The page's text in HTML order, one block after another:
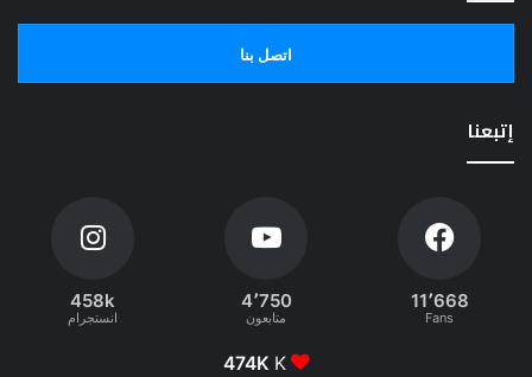
اتصل بنا
إتبعنا
11٬668
Fans
4٬750
متابعون
458k
انستجرام
474K K